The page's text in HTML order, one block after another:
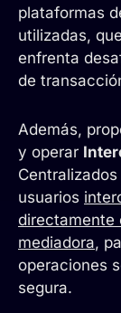
plataformas
utilizadas,
enfrenta
de
Además,
y operar
Centralizados
usuarios
directamente
mediadora,
operaciones
segura.